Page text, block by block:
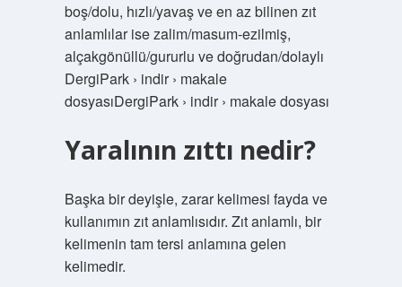
boş/dolu, hızlı/yavaş ve en az bilinen zıt
anlamlılar ise zalim/masum-ezilmiş,
alçakgönüllü/gururlu ve doğrudan/dolaylı
DergiPark › indir › makale
dosyasıDergiPark › indir › makale dosyası
Yaralının zıttı nedir?
Başka bir deyişle, zarar kelimesi fayda ve
kullanımın zıt anlamlısıdır. Zıt anlamlı, bir
kelimenin tam tersi anlamına gelen
kelimedir.